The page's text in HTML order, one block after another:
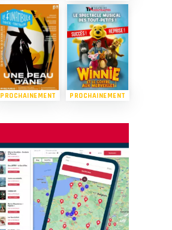
PROCHAINEMENT PROCHAINEMENT